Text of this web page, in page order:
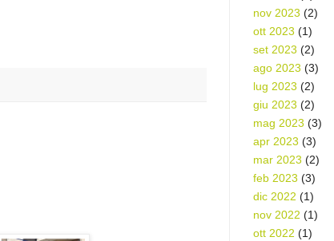
nov 2023 (2)
ott 2023 (1)
set 2023 (2)
ago 2023 (3)
lug 2023 (2)
giu 2023 (2)
mag 2023 (3)
apr 2023 (3)
mar 2023 (2)
feb 2023 (3)
dic 2022 (1)
nov 2022 (1)
ott 2022 (1)